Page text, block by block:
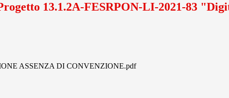
13.1.2A-FESRPON-LI-2021-83
ASSENZA DI CONVENZIONE.pdf